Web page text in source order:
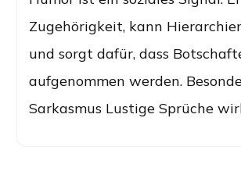
Zugehörigkeit, kann
und sorgt dafür, dass
aufgenommen werden.
Sarkasmus Lustige Sprüche